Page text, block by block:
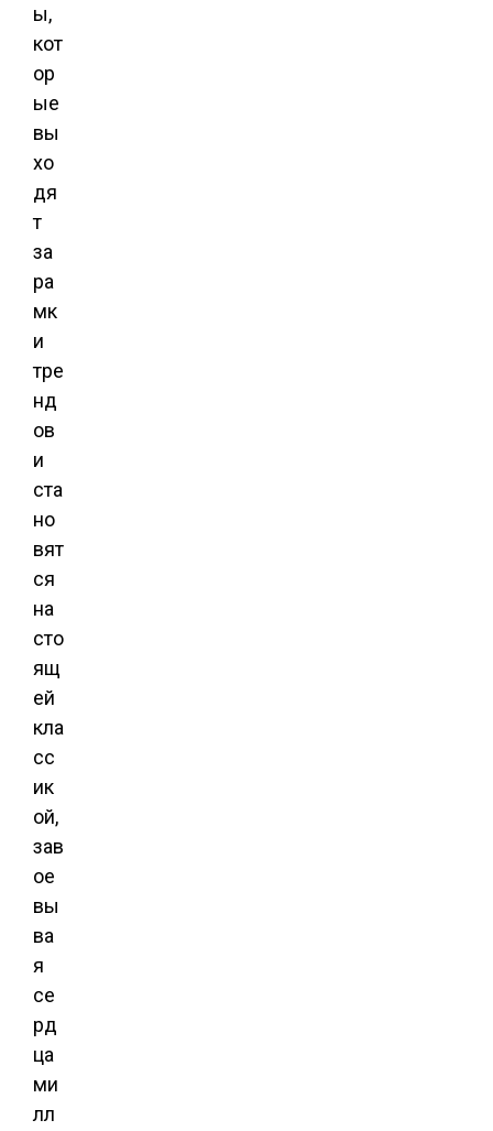
ы,
кот
ор
ые
вы
хо
дя
т
за
ра
мк
и
тре
нд
ов
и
ста
но
вят
ся
на
сто
ящ
ей
кла
сс
ик
ой,
зав
ое
вы
ва
я
се
рд
ца
ми
лл